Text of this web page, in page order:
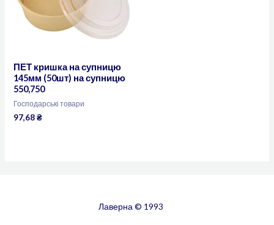
ПЕТ кришка на супницю
145мм (50шт) на супницю
550,750
Господарські товари
97,68₴
Лаверна © 1993